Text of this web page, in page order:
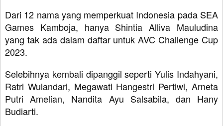
Dari 12 nama yang memperkuat Indonesia pada SEA
Games Kamboja, hanya Shintia Alliva Mauludina
yang tak ada dalam daftar untuk AVC Challenge Cup
2023.
Selebihnya kembali dipanggil seperti Yulis Indahyani,
Ratri Wulandari, Megawati Hangestri Pertiwi, Arneta
Putri Amelian, Nandita Ayu Salsabila, dan Hany
Budiarti.